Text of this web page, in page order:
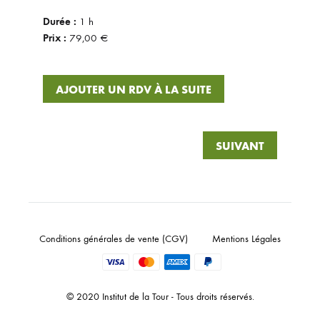
Durée : 1 h
Prix : 79,00 €
AJOUTER UN RDV À LA SUITE
SUIVANT
© 2020 Institut de la Tour - Tous droits réservés.
Conditions générales de vente (CGV) Mentions Légales